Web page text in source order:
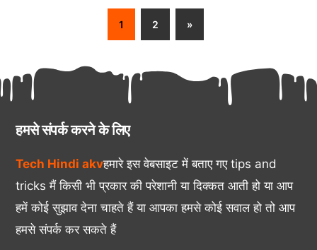
1 2 »
हमसे संपर्क करने के लिए
Tech Hindi akvहमारे इस वेबसाइट में बताए गए tips and
tricks मैं किसी भी प्रकार की परेशानी या दिक्कत आती हो या आप
हमें कोई सुझाव देना चाहते हैं या आपका हमसे कोई सवाल हो तो आप
हमसे संपर्क कर सकते हैं